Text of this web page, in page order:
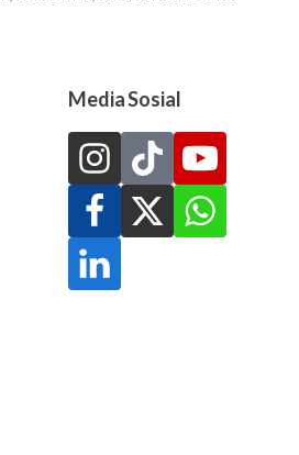
Media Sosial